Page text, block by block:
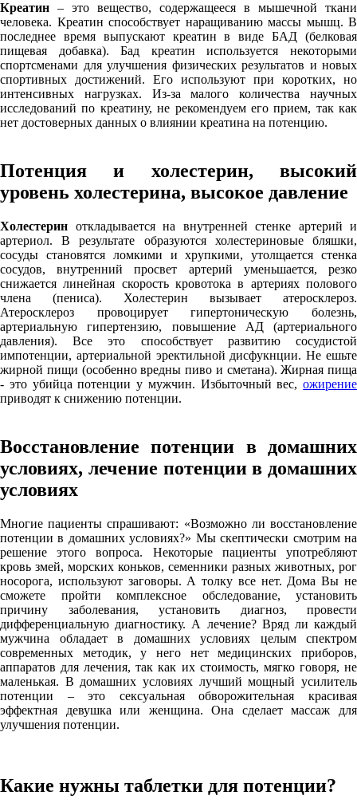
Креатин – это вещество, содержащееся в мышечной ткани
человека. Креатин способствует наращиванию массы мышц. В
последнее время выпускают креатин в виде БАД (белковая
пищевая добавка). Бад креатин используется некоторыми
спортсменами для улучшения физических результатов и новых
спортивных достижений. Его используют при коротких, но
интенсивных нагрузках. Из-за малого количества научных
исследований по креатину, не рекомендуем его прием, так как
нет достоверных данных о влиянии креатина на потенцию.
Потенция и холестерин, высокий
уровень холестерина, высокое давление
Холестерин откладывается на внутренней стенке артерий и
артериол. В результате образуются холестериновые бляшки,
сосуды становятся ломкими и хрупкими, утолщается стенка
сосудов, внутренний просвет артерий уменьшается, резко
снижается линейная скорость кровотока в артериях полового
члена (пениса). Холестерин вызывает атеросклероз.
Атеросклероз провоцирует гипертоническую болезнь,
артериальную гипертензию, повышение АД (артериального
давления). Все это способствует развитию сосудистой
импотенции, артериальной эректильной дисфукнции. Не ешьте
жирной пищи (особенно вредны пиво и сметана). Жирная пища
- это убийца потенции у мужчин. Избыточный вес, ожирение
приводят к снижению потенции.
Восстановление потенции в домашних
условиях, лечение потенции в домашних
условиях
Многие пациенты спрашивают: «Возможно ли восстановление
потенции в домашних условиях?» Мы скептически смотрим на
решение этого вопроса. Некоторые пациенты употребляют
кровь змей, морских коньков, семенники разных животных, рог
носорога, используют заговоры. А толку все нет. Дома Вы не
сможете пройти комплексное обследование, установить
причину заболевания, установить диагноз, провести
дифференциальную диагностику. А лечение? Вряд ли каждый
мужчина обладает в домашних условиях целым спектром
современных методик, у него нет медицинских приборов,
аппаратов для лечения, так как их стоимость, мягко говоря, не
маленькая. В домашних условиях лучший мощный усилитель
потенции – это сексуальная обворожительная красивая
эффектная девушка или женщина. Она сделает массаж для
улучшения потенции.
Какие нужны таблетки для потенции?